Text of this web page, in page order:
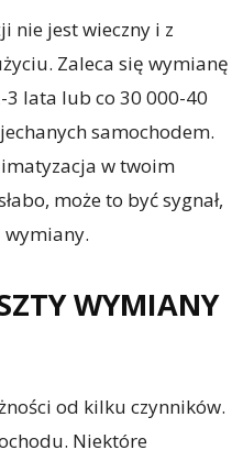
nie jest wieczny i z
Zaleca się wymianę
3 lata lub co 30 000-40
samochodem.
w twoim
może to być sygnał,
wymiany.
WYMIANY
od kilku czynników.
Niektóre